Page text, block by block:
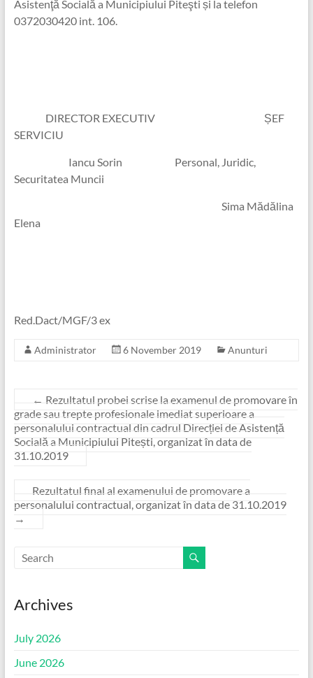
Asistenţă Socială a Municipiului Piteşti și la telefon
0372030420 int. 106.
DIRECTOR EXECUTIV ȘEF
SERVICIU
Iancu Sorin Personal, Juridic,
Securitatea Muncii
Sima Mădălina
Elena
Red.Dact/MGF/3 ex
Administrator 6 November 2019 Anunturi
← Rezultatul probei scrise la examenul de promovare în
grade sau trepte profesionale imediat superioare a
personalului contractual din cadrul Direcției de Asistență
Socială a Municipiului Pitești, organizat în data de
31.10.2019
Rezultatul final al examenului de promovare a
personalului contractual, organizat în data de 31.10.2019
→
Archives
July 2026
June 2026